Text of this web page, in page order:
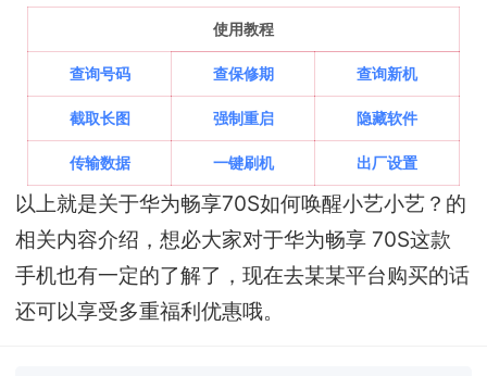
使用教程
查询号码 查保修期 查询新机
截取长图 强制重启 隐藏软件
传输数据 一键刷机 出厂设置
以上就是关于华为畅享70S如何唤醒小艺小艺？的
相关内容介绍，想必大家对于华为畅享 70S这款
手机也有一定的了解了，现在去某某平台购买的话
还可以享受多重福利优惠哦。